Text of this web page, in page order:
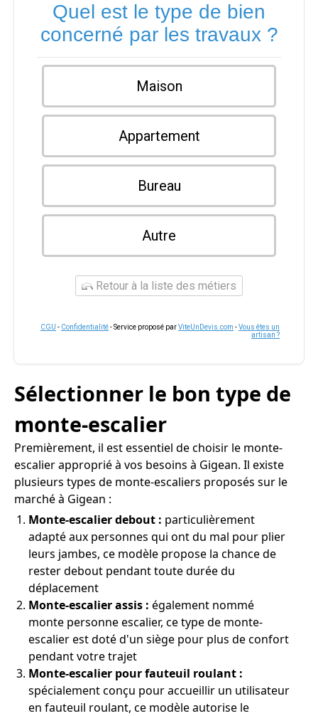
Quel est le type de bien
concerné par les travaux ?
Maison
Appartement
Bureau
Autre
Retour à la liste des métiers
CGU - Confidentialité- Service proposé parViteUnDevis.com -Vous êtes un
artisan ?
Sélectionner le bon type de
monte-escalier
Premièrement, il est essentiel de choisir le monte-
escalier approprié à vos besoins à Gigean. Il existe
plusieurs types de monte-escaliers proposés sur le
marché à Gigean :
Monte-escalier debout : particulièrement
adapté aux personnes qui ont du mal pour plier
leurs jambes, ce modèle propose la chance de
rester debout pendant toute durée du
déplacement
Monte-escalier assis : également nommé
monte personne escalier, ce type de monte-
escalier est doté d'un siège pour plus de confort
pendant votre trajet
Monte-escalier pour fauteuil roulant :
spécialement conçu pour accueillir un utilisateur
en fauteuil roulant, ce modèle autorise le